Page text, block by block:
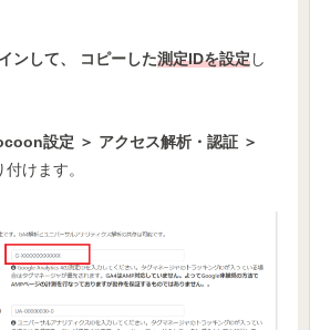
ンして、 コピーした測定IDを設定し
設定 ＞ アクセス解析・認証 ＞
けます。